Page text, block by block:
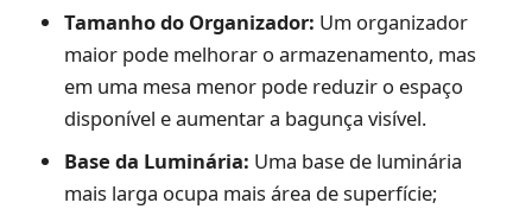
Tamanho do Organizador: Um organizador
maior pode melhorar o armazenamento, mas
em uma mesa menor pode reduzir o espaço
disponível e aumentar a bagunça visível.
Base da Luminária: Uma base de luminária
mais larga ocupa mais área de superfície;